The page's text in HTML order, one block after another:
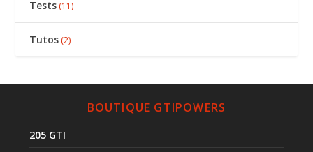
Tests (11)
Tutos (2)
BOUTIQUE GTIPOWERS
205 GTI